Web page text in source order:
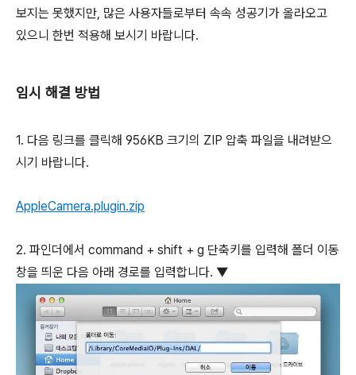
보지는 못했지만, 많은 사용자들로부터 속속 성공기가 올라오고
있으니 한번 적용해 보시기 바랍니다.
임시 해결 방법
1. 다음 링크를 클릭해 956KB 크기의 ZIP 압축 파일을 내려받으
시기 바랍니다.
AppleCamera.plugin.zip
2. 파인더에서 command + shift + g 단축키를 입력해 폴더 이동
창을 띄운 다음 아래 경로를 입력합니다. ▼